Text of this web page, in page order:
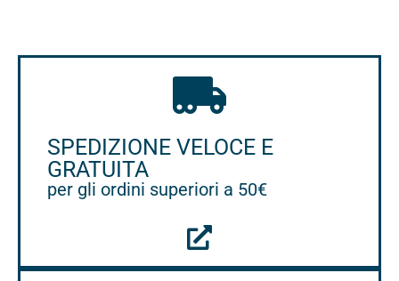
SPEDIZIONE VELOCE E
GRATUITA
per gli ordini superiori a 50€